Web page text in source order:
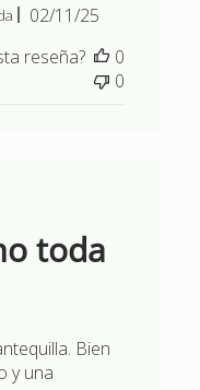
Fecha
publicación
02/11/25
reseña?
0
0
toda
Bien
y una